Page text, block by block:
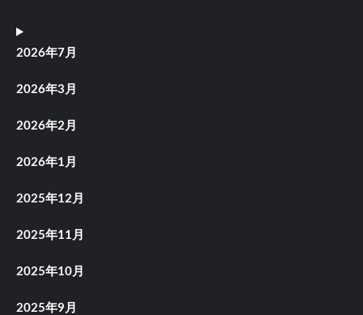
2026年7月
2026年3月
2026年2月
2026年1月
2025年12月
2025年11月
2025年10月
2025年9月